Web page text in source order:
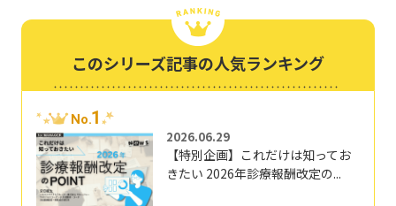
このシリーズ記事の人気ランキング
No.1
2026.06.29
【特別企画】これだけは知ってお
きたい 2026年診療報酬改定の...